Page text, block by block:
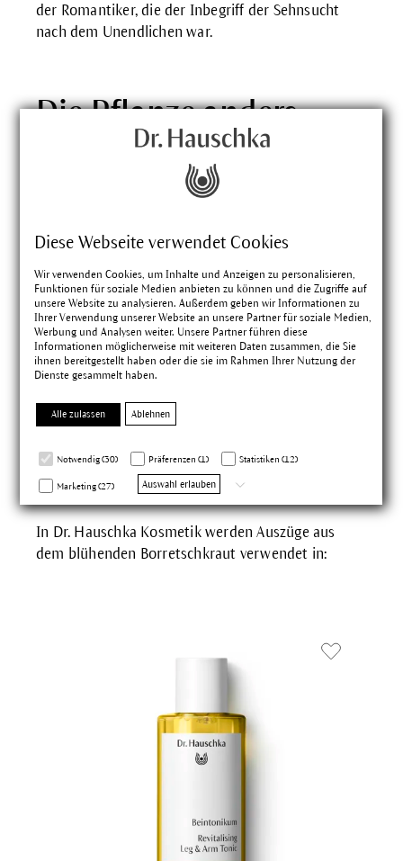
Diese Webseite verwendet Cookies
Wir verwenden Cookies, um Inhalte und Anzeigen zu personalisieren,
Funktionen für soziale Medien anbieten zu können und die Zugriffe auf
unsere Website zu analysieren. Außerdem geben wir Informationen zu
Ihrer Verwendung unserer Website an unsere Partner für soziale Medien,
Werbung und Analysen weiter. Unsere Partner führen diese
Informationen möglicherweise mit weiteren Daten zusammen, die Sie
ihnen bereitgestellt haben oder die sie im Rahmen Ihrer Nutzung der
Dienste gesammelt haben.
Alle zulassen Ablehnen
Notwendig (30) Präferenzen (1) Statistiken (12)
Marketing (27) Auswahl erlauben
der Romantiker, die der Inbegriff der Sehnsucht
nach dem Unendlichen war.
Die Pflanze anders
betrachtet
Borretsch wächst üppig, aber nie überschießend,
signalisierenden Blüten neigen ihre Köpfe zur Erde,
Doch die Pflanze bleibt nicht in der Schwere,
sondern breitet sich mithilfe der Bienen und
Ameisen aus, die den Nektar und die Samen holen.
Stockendes bringt Borretsch so wieder geformt ins
Fließen, Entzündungen kühlt er.
Die Pflanze in unseren
Produkten
In Dr. Hauschka Kosmetik werden Auszüge aus
dem blühenden Borretschkraut verwendet in: